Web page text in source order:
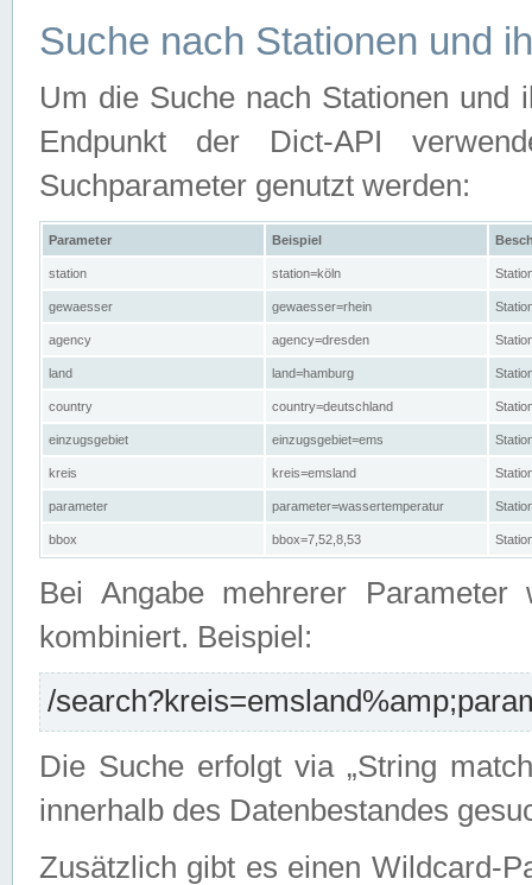
Suche nach Stationen und
Um die Suche nach Stationen und
Endpunkt der Dict-API
Suchparameter genutzt werden:
Parameter Beispiel
station station=köln
gewaesser gewaesser=rhein
agency agency=dresden
land land=hamburg
country country=deutschland
einzugsgebiet einzugsgebiet=ems
kreis kreis=emsland
parameter parameter=wassertemperatur
bbox bbox=7,52,8,53
Bei Angabe mehrerer Parameter
kombiniert. Beispiel:
/
Die Suche erfolgt via „String
innerhalb des Datenbestandes
Zusätzlich gibt es einen Wildcard-